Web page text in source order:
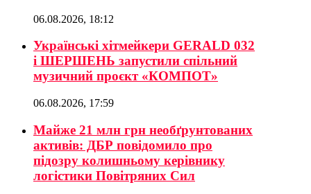
06.08.2026, 18:12
Українські хітмейкери GERALD 032
і ШЕРШЕНЬ запустили спільний
музичний проєкт «КОМПОТ»
06.08.2026, 17:59
Майже 21 млн грн необґрунтованих
активів: ДБР повідомило про
підозру колишньому керівнику
логістики Повітряних Сил